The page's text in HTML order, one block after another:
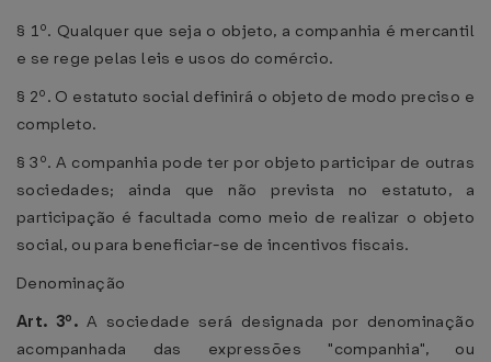
§ 1º. Qualquer que seja o objeto, a companhia é mercantil
e se rege pelas leis e usos do comércio.
§ 2º. O estatuto social definirá o objeto de modo preciso e
completo.
§ 3º. A companhia pode ter por objeto participar de outras
sociedades; ainda que não prevista no estatuto, a
participação é facultada como meio de realizar o objeto
social, ou para beneficiar-se de incentivos fiscais.
Denominação
Art. 3º. A sociedade será designada por denominação
acompanhada das expressões "companhia", ou